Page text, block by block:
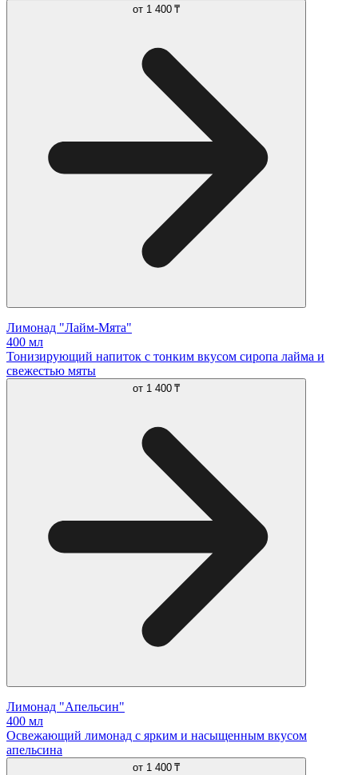
от 1 400 ₸
Лимонад "Лайм-Мята"
400 мл
Тонизирующий напиток с тонким вкусом сиропа лайма и
свежестью мяты
от 1 400 ₸
Лимонад "Апельсин"
400 мл
Освежающий лимонад с ярким и насыщенным вкусом
апельсина
от 1 400 ₸